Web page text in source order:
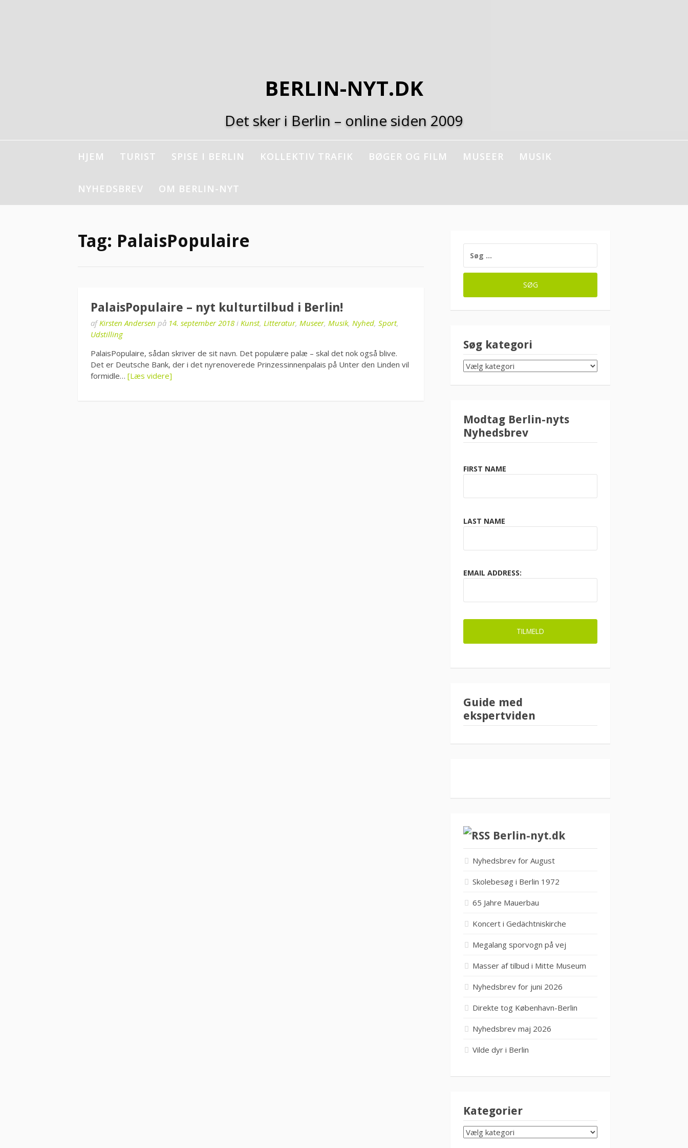
BERLIN-NYT.DK
Det sker i Berlin – online siden 2009
HJEM TURIST SPISE I BERLIN KOLLEKTIV TRAFIK BØGER OG FILM MUSEER MUSIK
NYHEDSBREV OM BERLIN-NYT
Tag: PalaisPopulaire
PalaisPopulaire – nyt kulturtilbud i Berlin!
afKirsten Andersen på 14. september 2018 i Kunst, Litteratur, Museer, Musik, Nyhed, Sport,
Udstilling
PalaisPopulaire, sådan skriver de sit navn. Det populære palæ – skal det nok også blive.
Det er Deutsche Bank, der i det nyrenoverede Prinzessinnenpalais på Unter den Linden vil
formidle… [Læs videre]
EFTER:
Søg kategori
SØG
KATEGORI
Modtag Berlin-nyts
Nyhedsbrev
FIRST NAME
LAST NAME
EMAIL ADDRESS:
Guide med
ekspertviden
Berlin-nyt.dk
Nyhedsbrev for August
Skolebesøg i Berlin 1972
65 Jahre Mauerbau
Koncert i Gedächtniskirche
Megalang sporvogn på vej
Masser af tilbud i Mitte Museum
Nyhedsbrev for juni 2026
Direkte tog København-Berlin
Nyhedsbrev maj 2026
Vilde dyr i Berlin
Kategorier
KATEGORIER